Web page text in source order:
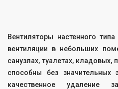
Вентиляторы настенного
вентиляции в небольших
санузлах, туалетах,
способны без значительных
качественное удаление